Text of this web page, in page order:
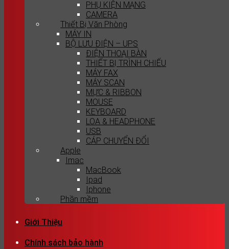
PHỤ KIỆN MẠNG
CAMERA
Thiết Bị Văn Phòng
MÁY IN
BỘ LƯU ĐIỆN – UPS
ĐIỆN THOẠI BÀN
THIẾT BỊ TRÌNH CHIẾU
MÁY FAX
MÁY SCAN
MỰC & RIBBON
MOUSE
KEYBOARD
LOA & HEADPHONE
USB
CÁP CHUYỂN ĐỔI
Apple
Imac
MacBook
Ipad
Iphone
Phần mềm
Giới Thiệu
Chính sách bảo hành